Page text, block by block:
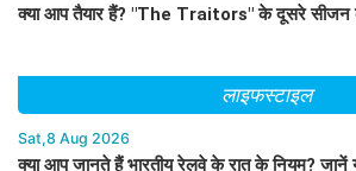
क्या आप तैयार हैं? "The Traitors" के दूसरे सीजन
लाइफस्टाइल
Sat,8 Aug 2026
क्या आप जानते हैं भारतीय रेलवे के रात के नियम? जानें